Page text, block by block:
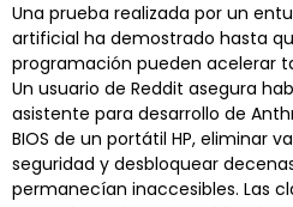
Una prueba realizada por un
artificial ha demostrado hasta
programación pueden acelerar
Un usuario de Reddit asegura
asistente para desarrollo de
BIOS de un portátil HP, eliminar
seguridad y desbloquear
permanecían inaccesibles. Las